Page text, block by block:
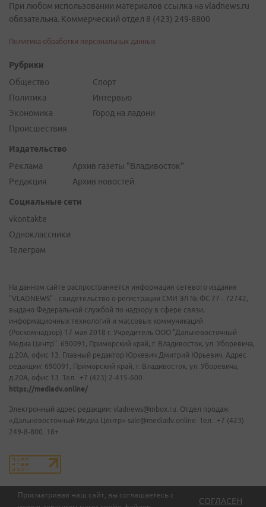
Просматривая наш сайт, вы соглашаетесь с
СОГЛАСЕН
При любом использовании материалов ссылка на vladnews.ru
обязательна. Коммерческий отдел 8 (423) 249-8800
Политика обработки персональных данных
Рубрики
Общество
Политика
Экономика
Происшествия
Спорт
Интервью
Город на ладони
Издательство
Реклама
Редакция
Архив газеты "Владивосток"
Архив новостей
Социальные сети
vkontakte
Одноклассники
Телеграм
На данном сайте распространяется информация сетевого издания
"VLADNEWS" - свидетельство о регистрации СМИ ЭЛ № ФС 77 - 72742,
выдано Федеральной службой по надзору в сфере связи,
информационных технологий и массовых коммуникаций
(Роскомнадзор) 17 мая 2018 г. Учредитель ООО "Дальневосточный
Медиа Центр". 690091, Приморский край, г. Владивосток, ул. Уборевича,
д.20А, офис 13. Главный редактор Юркевич Дмитрий Юрьевич. Адрес
редакции: 690091, Приморский край, г. Владивосток, ул. Уборевича,
д.20А, офис 13. Тел.: +7 (423) 2-415-600.
https://mediadv.online/
Электронный адрес редакции: vladnews@inbox.ru. Отдел продаж
«Дальневосточный Медиа Центр» sale@mediadv.online. Тел.: +7 (423)
249-8-800. 18+